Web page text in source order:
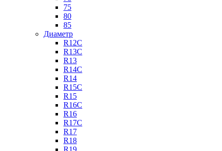
75
80
85
Диаметр
R12C
R13C
R13
R14C
R14
R15C
R15
R16C
R16
R17C
R17
R18
R19